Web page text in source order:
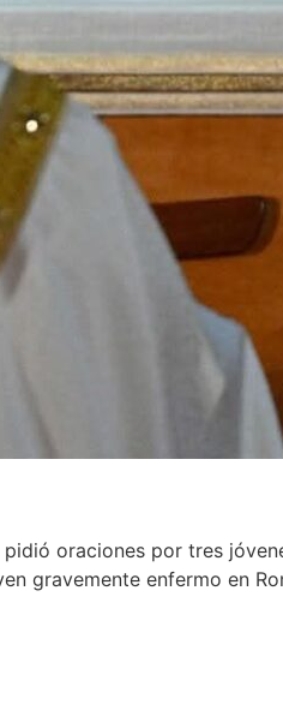
oraciones por tres
gravemente enfermo en